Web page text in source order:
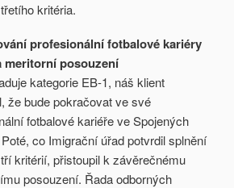
třetího kritéria.
profesionální fotbalové kariéry
meritorní posouzení
kategorie EB-1, náš klient
že bude pokračovat ve své
fotbalové kariéře ve Spojených
co Imigrační úřad potvrdil splnění
kritérií, přistoupil k závěrečnému
posouzení. Řada odborných